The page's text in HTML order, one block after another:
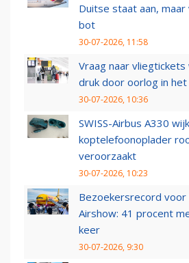
Duitse staat aan,
bot
30-07-2026, 11:58
Vraag naar
druk door oorlog in
30-07-2026, 10:36
SWISS-Airbus A330
koptelefoonoplader
veroorzaakt
30-07-2026, 10:23
Bezoekersrecord voor
Airshow: 41 procent
keer
30-07-2026, 9:30